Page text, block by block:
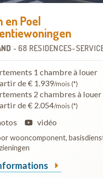
en Poel
- 68 RÉSIDENCES-
1 chambre à louer
de € 1.939/mois (*)
2 chambres à louer
de € 2.054/mois (*)
vidéo
wooncomponent,